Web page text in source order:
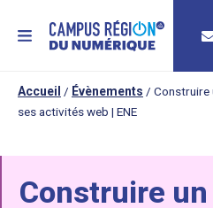
MENU
Accueil / Évènements / Construire
ses activités web | ENE
Construire